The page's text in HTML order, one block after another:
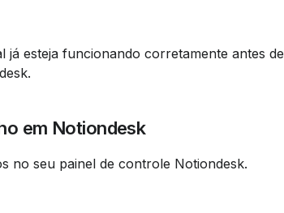
já esteja funcionando corretamente antes
em Notiondesk
no seu painel de controle Notiondesk.